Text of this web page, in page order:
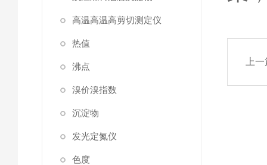
高温高温高剪切测定仪
热值
沸点
溴价溴指数
沉淀物
发光定氮仪
色度
上